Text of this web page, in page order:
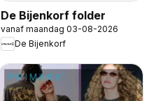
De Bijenkorf folder
vanaf maandag 03-08-2026
De Bijenkorf